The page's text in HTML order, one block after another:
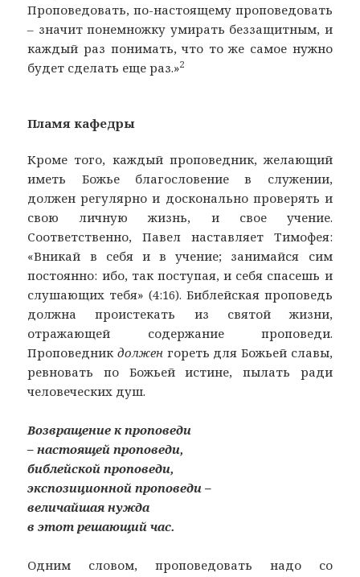
Проповедовать, по-настоящему проповедовать
– значит понемножку умирать беззащитным, и
каждый раз понимать, что то же самое нужно
будет сделать еще раз.»2
Пламя кафедры
Кроме того, каждый проповедник, желающий
иметь Божье благословение в служении,
должен регулярно и досконально проверять и
свою личную жизнь, и свое учение.
Соответственно, Павел наставляет Тимофея:
«Вникай в себя и в учение; занимайся сим
постоянно: ибо, так поступая, и себя спасешь и
слушающих тебя» (4:16). Библейская проповедь
должна проистекать из святой жизни,
отражающей содержание проповеди.
Проповедникдолжен гореть для Божьей славы,
ревновать по Божьей истине, пылать ради
человеческих душ.
Возвращение к проповеди
– настоящей проповеди,
библейской проповеди,
экспозиционной проповеди –
величайшая нужда
в этот решающий час.
Одним словом, проповедовать надо со